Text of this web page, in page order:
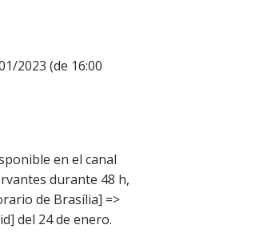
2023 (de 16:00
en el canal
durante 48 h,
de Brasília] =>
del 24 de enero.